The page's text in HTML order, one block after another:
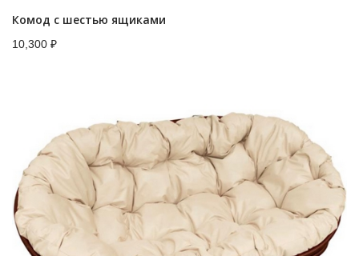
Комод с шестью ящиками
10,300 ₽